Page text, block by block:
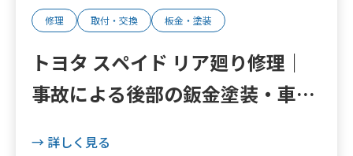
修理 取付・交換 板金・塗装
トヨタ スペイド リア廻り修理｜
事故による後部の鈑金塗装・車体
→ 詳しく見る